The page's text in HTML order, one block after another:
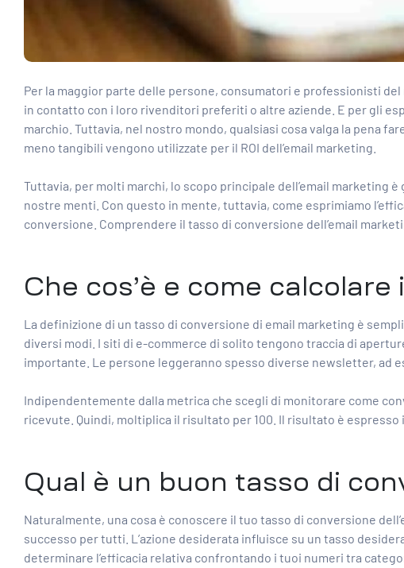
Per la maggior parte delle persone, consumatori e professionisti
in contatto con i loro rivenditori preferiti o altre aziende. E per gli
marchio. Tuttavia, nel nostro mondo, qualsiasi cosa valga la pena
meno tangibili vengono utilizzate per il ROI dell’email marketing.
Tuttavia, per molti marchi, lo scopo principale dell’email
nostre menti. Con questo in mente, tuttavia, come esprimiamo
conversione. Comprendere il tasso di conversione dell’email
Che cos’è e come
La definizione di un tasso di conversione di email marketing è
diversi modi. I siti di e-commerce di solito tengono traccia di
importante. Le persone leggeranno spesso diverse newsletter, ad
Indipendentemente dalla metrica che scegli di monitorare come
ricevute. Quindi, moltiplica il risultato per 100. Il risultato è espresso
Qual è un buon tasso di
Naturalmente, una cosa è conoscere il tuo tasso di conversione
successo per tutti. L’azione desiderata influisce su un tasso
determinare l’efficacia relativa confrontando i tuoi numeri tra